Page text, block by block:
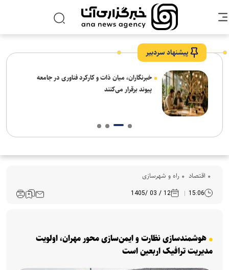
پیشنهاد سردبیر
خبرنگاران، میان ذات و کارکرد فناوری در جامعه
پیوند برقرار می‌کنند
اقتصاد راه و شهرسازی
15:06
12 / 03 /1405
هوشمندسازی نظارت و ایمن‌سازی محور مهران، اولویت
مدیریت ترافیک اربعین است